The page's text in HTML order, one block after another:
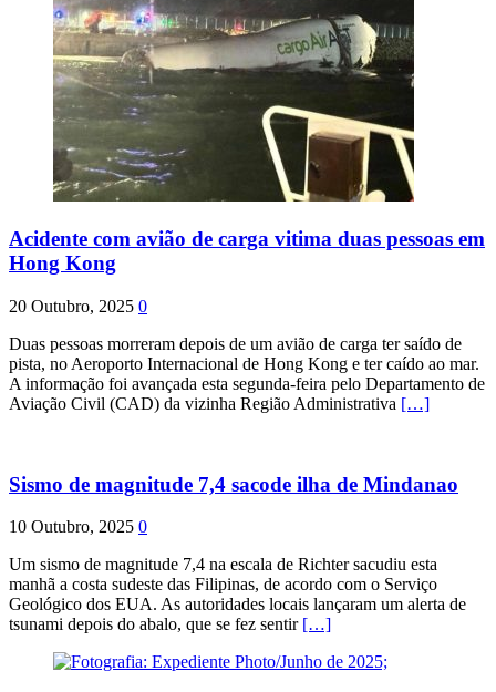
Acidente com avião de carga vitima duas pessoas em
Hong Kong
20 Outubro, 2025 0
Duas pessoas morreram depois de um avião de carga ter saído de
pista, no Aeroporto Internacional de Hong Kong e ter caído ao mar.
A informação foi avançada esta segunda-feira pelo Departamento de
Aviação Civil (CAD) da vizinha Região Administrativa […]
Sismo de magnitude 7,4 sacode ilha de Mindanao
10 Outubro, 2025 0
Um sismo de magnitude 7,4 na escala de Richter sacudiu esta
manhã a costa sudeste das Filipinas, de acordo com o Serviço
Geológico dos EUA. As autoridades locais lançaram um alerta de
tsunami depois do abalo, que se fez sentir […]